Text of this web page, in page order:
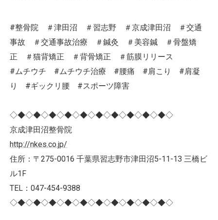
#整骨院 ＃津田沼 ＃習志野 ＃京成津田沼 ＃交通
事故 ＃交通事故治療 ＃鍼灸 ＃美容鍼 ＃骨盤矯
正 ＃猫背矯正 ＃背骨矯正 ＃筋膜リリース
#ムチウチ #ムチウチ治療 #腰痛 #肩こり #肩凝
り #ギックリ腰 #スポーツ障害
◇◆◇◆◇◆◇◆◇◆◇◆◇◆◇◆◇◆◇◆◇
京成津田沼整骨院
http://nkes.co.jp/
住所：〒275-0016 千葉県習志野市津田沼5-11-13 三橋ビ
ル1F
TEL：047-454-9388
◇◆◇◆◇◆◇◆◇◆◇◆◇◆◇◆◇◆◇◆◇